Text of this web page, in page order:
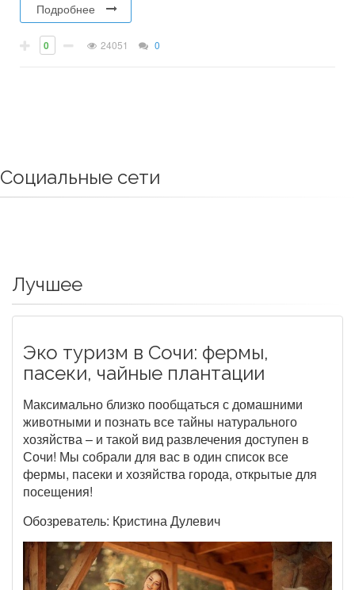
Подробнее
0 24051 0
Социальные сети
Лучшее
Эко туризм в Сочи: фермы,
пасеки, чайные плантации
Максимально близко пообщаться с домашними
животными и познать все тайны натурального
хозяйства – и такой вид развлечения доступен в
Сочи! Мы собрали для вас в один список все
фермы, пасеки и хозяйства города, открытые для
посещения!
Обозреватель: Кристина Дулевич